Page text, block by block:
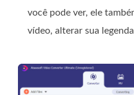
você pode ver, ele
vídeo, alterar sua